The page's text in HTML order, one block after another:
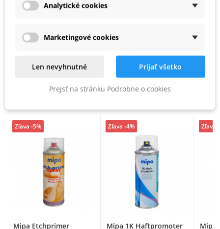
PODOBNÉ PRODUKTY
Mipa Etchprimer
Zľava -5%
Mipa 1K Haftpromoter
Zľava -4%
Mipa
Zľava
Analytické cookies
Marketingové cookies
Len nevyhnutné Prijať všetko
Prejsť na stránku Podrobne o cookies